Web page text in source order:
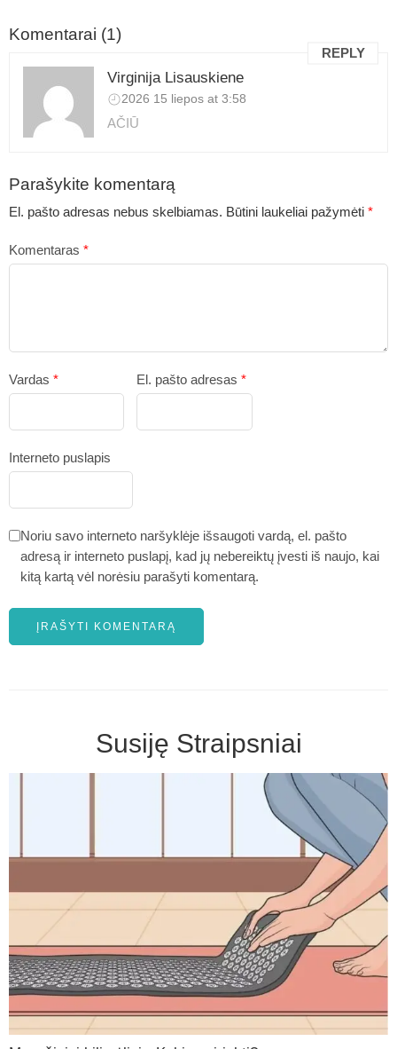
Komentarai (1)
Virginija Lisauskiene
2026 15 liepos at 3:58
REPLY
AČIŪ
Parašykite komentarą
El. pašto adresas nebus skelbiamas. Būtini laukeliai pažymėti *
Komentaras *
Vardas * El. pašto adresas*
Interneto puslapis
Noriu savo interneto naršyklėje išsaugoti vardą, el. pašto
adresą ir interneto puslapį, kad jų nebereiktų įvesti iš naujo, kai
kitą kartą vėl norėsiu parašyti komentarą.
Susiję Straipsniai